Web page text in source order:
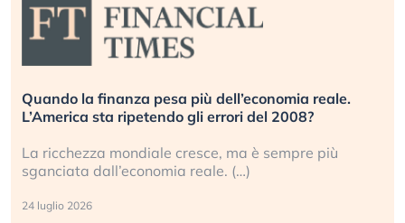
Quando la finanza pesa più dell’economia reale.
L’America sta ripetendo gli errori del 2008?
La ricchezza mondiale cresce, ma è sempre più
sganciata dall’economia reale. (…)
24 luglio 2026